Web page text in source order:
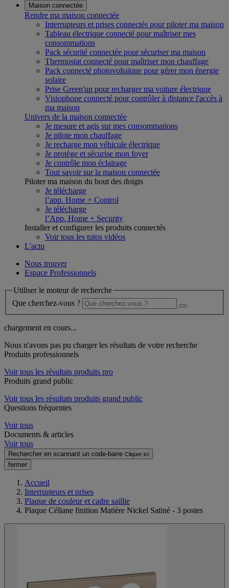
Maison connectée
Rendre ma maison connectée
Interrupteurs et prises connectés pour piloter ma maison
Tableau électrique connecté pour maîtriser mes
consommations
Pack sécurité connectée pour sécuriser ma maison
Thermostat connecté pour maîtriser mon chauffage
Pack connecté photovoltaïque pour gérer mon énergie
solaire
Prise Green'up pour recharger ma voiture électrique
Visiophone connecté pour contrôler à distance l'accès à
ma maison
Univers de la maison connectée
Je mesure et agis sur mes consommations
Je pilote mon chauffage
Je recharge mon véhicule électrique
Je protège et sécurise mon foyer
Je contrôle mon éclairage
Tout savoir sur la maison connectée
Piloter ma maison du bout des doigts
Je télécharge
l’app. Home + Control
Je télécharge
l’App. Home + Security
Installer et configurer les produits connectés
Voir tous les tutos vidéos
L'actu
Nous trouver
Espace Professionnels
Utiliser le moteur de recherche
Que cherchez-vous ?
chargement en cours...
Nous n'avons pas pu charger les résultats de votre recherche
Produits professionnels
Voir tous les résultats produits pro
Produits grand public
Voir tous les résultats produits grand public
Questions fréquentes
Voir tous
Documents & articles
Voir tous
Rechercher en scannant un code-barre Cliquer ici
fermer
Accueil
Interrupteurs et prises
Plaque de couleur et cadre saillie
Plaque Céliane finition Matière Nickel Satiné - 3 postes